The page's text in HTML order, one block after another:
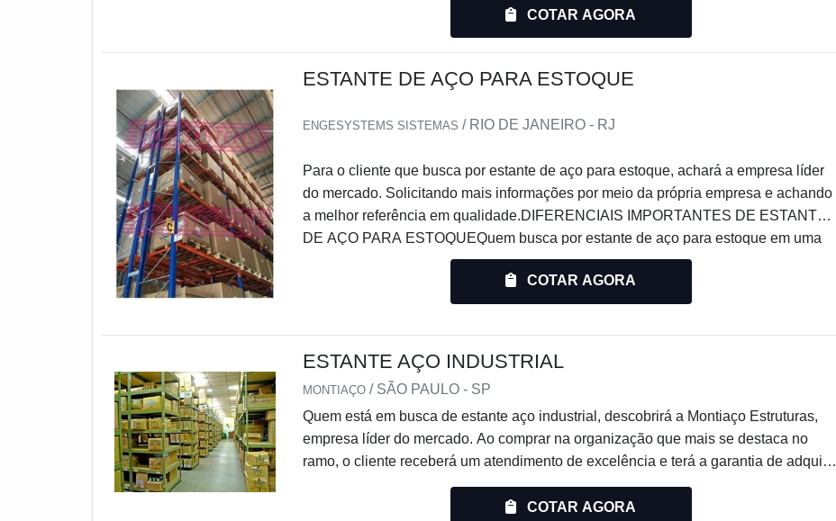
Armazenagens o cliente atingirá excelente custo-benefício com qualidade garantida
através da certificação pela Organização Nacional da In...
COTAR AGORA
ESTANTE DE AÇO PARA ESTOQUE
ENGESYSTEMS SISTEMAS / RIO DE JANEIRO - RJ
Para o cliente que busca por estante de aço para estoque, achará a empresa líder
do mercado. Solicitando mais informações por meio da própria empresa e achando
a melhor referência em qualidade.DIFERENCIAIS IMPORTANTES DE ESTANTE
DE AÇO PARA ESTOQUEQuem busca por estante de aço para estoque em uma
empresa responsável, acha o site da Engesystems Sistemas de Armazenagens.
Disponibilizando para os clientes porta bag e gaiola aramada, oferec...
COTAR AGORA
ESTANTE AÇO INDUSTRIAL
MONTIAÇO / SÃO PAULO - SP
Quem está em busca de estante aço industrial, descobrirá a Montiaço Estruturas,
empresa líder do mercado. Ao comprar na organização que mais se destaca no
ramo, o cliente receberá um atendimento de excelência e terá a garantia de adquirir
produtos que solucionem qualquer demanda.MAIS INFORMAÇÕES RELEVANTES
SOBRE ESTANTE AÇO INDUSTRIALQuem busca por estante aço industrial em
COTAR AGORA